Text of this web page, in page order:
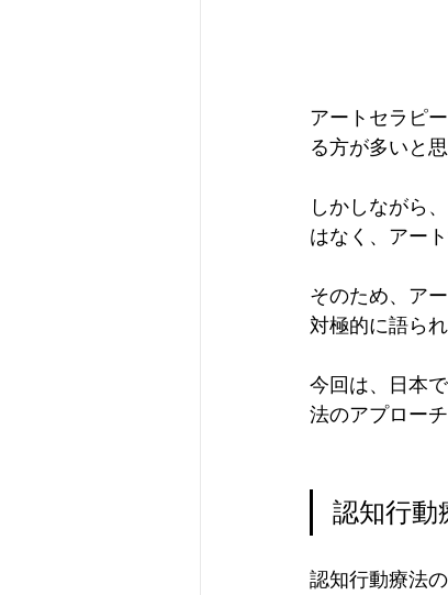
アートセラピ
る方が多いと思
しかしながら
はなく、アー
そのため、ア
対極的に語ら
今回は、日本
法のアプロー
認知行動
認知行動療法